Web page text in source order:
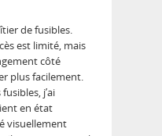
de fusibles.
est limité, mais
côté
plus facilement.
j’ai
en état
visuellement